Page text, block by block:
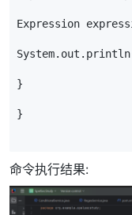
Expression
System. out . println
}
}
命令执行结果: